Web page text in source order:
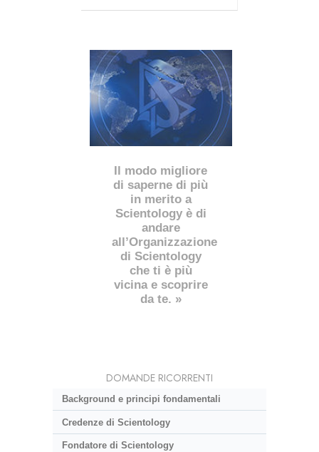
Il modo migliore
di saperne di più
in merito a
Scientology è di
andare
all’Organizzazione
di Scientology
che ti è più
vicina e scoprire
da te. »
DOMANDE RICORRENTI
Background e principi fondamentali
Credenze di Scientology
Fondatore di Scientology